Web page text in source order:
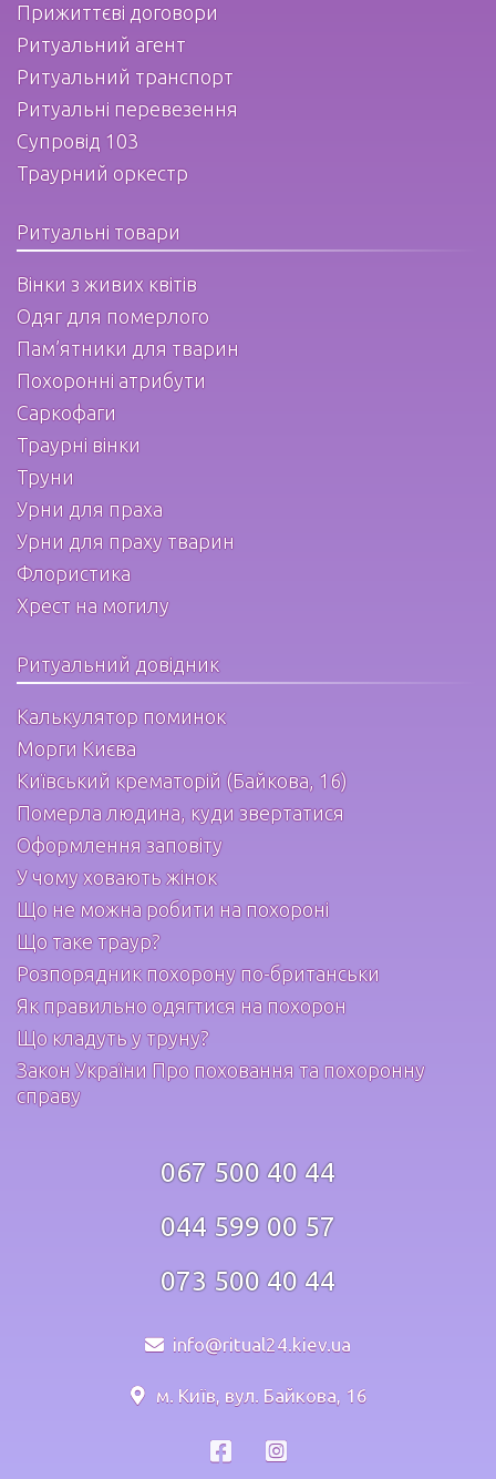
Прижиттєві договори
Ритуальний агент
Ритуальний транспорт
Ритуальні перевезення
Супровід 103
Траурний оркестр
Ритуальні товари
Вінки з живих квітів
Одяг для померлого
Пам’ятники для тварин
Похоронні атрибути
Саркофаги
Траурні вінки
Труни
Урни для праха
Урни для праху тварин
Флористика
Хрест на могилу
Ритуальний довідник
Калькулятор поминок
Морги Києва
Київський крематорій (Байкова, 16)
Померла людина, куди звертатися
Оформлення заповіту
У чому ховають жінок
Що не можна робити на похороні
Що таке траур?
Розпорядник похорону по-британськи
Як правильно одягтися на похорон
Що кладуть у труну?
Закон України Про поховання та похоронну
справу
067 500 40 44
044 599 00 57
073 500 40 44
info@ritual24.kiev.ua
м. Київ, вул. Байкова, 16